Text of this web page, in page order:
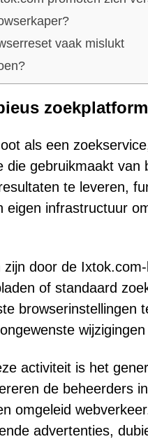
vaak mislukt
als een
die gebruikmaakt
te leveren,
eigen infrastructuur
door de
of standaard
browserinstellingen
activiteit is het
de beheerders
omgeleid
advertenties,